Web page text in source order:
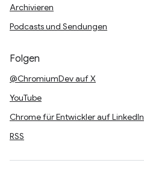
Archivieren
Podcasts und Sendungen
Folgen
@ChromiumDev auf X
YouTube
Chrome für Entwickler auf LinkedIn
RSS